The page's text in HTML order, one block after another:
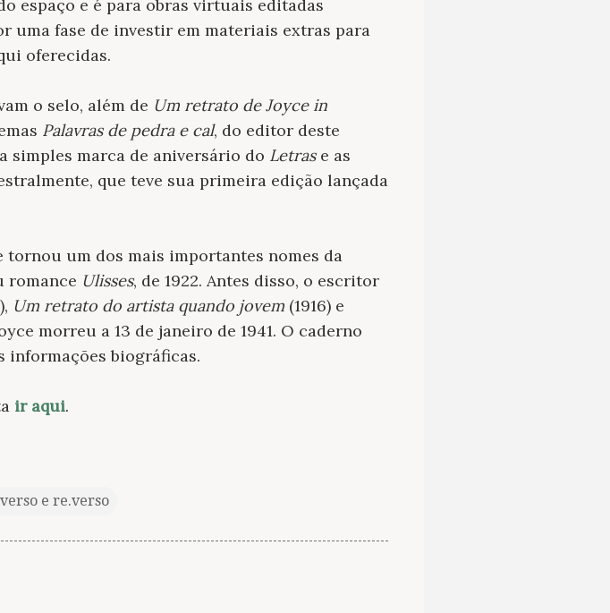
espaço e é para obras virtuais editadas
uma fase de investir em materiais extras para
oferecidas.
o selo, além de Um retrato de Joyce in
Palavras de pedra e cal, do editor deste
simples marca de aniversário do Letrase as
que teve sua primeira edição lançada
tornou um dos mais importantes nomes da
romance Ulisses, de 1922. Antes disso, o escritor
Um retrato do artista quando jovem (1916) e
morreu a 13 de janeiro de 1941. O caderno
informações biográficas.
ir aqui.
e re.verso